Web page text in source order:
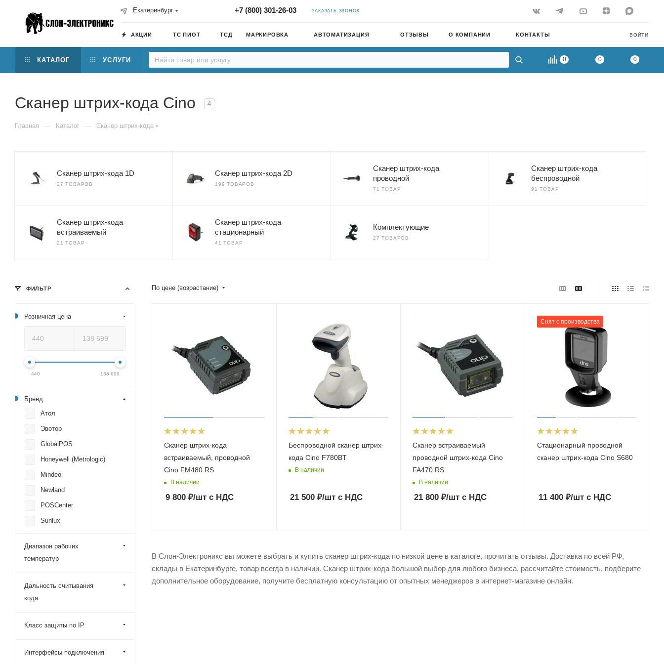
Екатеринбург +7 (800) 301-26-03 ЗАКАЗАТЬ ЗВОНОК
ВОЙТИ
АКЦИИ ТС ПИОТ ТСД МАРКИРОВКА АВТОМАТИЗАЦИЯ ОТЗЫВЫ О КОМПАНИИ КОНТАКТЫ
0 0 0
КАТАЛОГ УСЛУГИ
Сканер штрих-кода Cino 4
Главная — Каталог — Сканер штрих-кода
Сканер штрих-кода 1D
27 ТОВАРОВ
Сканер штрих-кода 2D
199 ТОВАРОВ
Сканер штрих-кода
проводной
71 ТОВАР
Сканер штрих-кода
беспроводной
91 ТОВАР
Сканер штрих-кода
встраиваемый
21 ТОВАР
Сканер штрих-кода
стационарный
41 ТОВАР
Комплектующие
27 ТОВАРОВ
По цене (возрастание)
Сканер штрих-кода
встраиваемый, проводной
Cino FM480 RS
В наличии
9 800 ₽/шт с НДС
Беспроводной сканер штрих-
кода Cino F780BT
В наличии
21 500₽/штс НДС
Сканер встраиваемый
проводной штрих-кода Cino
FA470 RS
В наличии
21 800 ₽/шт с НДС
Снят с производства
Стационарный проводной
сканер штрих-кода Cino S680
11 400₽/штс НДС
В Слон-Электроникс вы можете выбрать и купить сканер штрих-кода по низкой цене в каталоге, прочитать отзывы. Доставка по всей РФ,
склады в Екатеринбурге, товар всегда в наличии. Сканер штрих-кода большой выбор для любого бизнеса, рассчитайте стоимость, подберите
дополнительное оборудование, получите бесплатную консультацию от опытных менеджеров в интернет-магазине онлайн.
ФИЛЬТР
Розничная цена
440 138 699
Бренд
Атол
Эвотор
GlobalPOS
Honeywell (Metrologic)
Mindeo
Newland
POSCenter
Sunlux
Datalogic
ФорТ
CipherLab
Диапазон рабочих
температур
Дальность считывания
кода
Класс защиты по IP
Интерфейсы подключения